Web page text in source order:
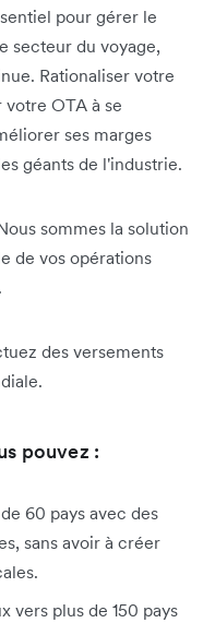
pour gérer le
secteur du voyage,
Rationaliser votre
OTA à se
ses marges
géants de l'industrie.
sommes la solution
de vos opérations
des versements
pouvez :
60 pays avec des
sans avoir à créer
vers plus de 150 pays